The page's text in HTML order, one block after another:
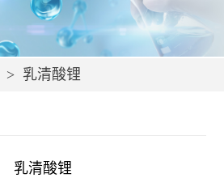
> 乳清酸锂
乳清酸锂